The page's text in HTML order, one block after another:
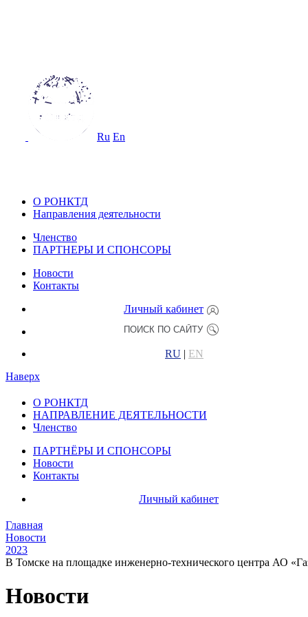
Ru En
О РОНКТД
Направления деятельности
Членство
ПАРТНЕРЫ И СПОНСОРЫ
Новости
Контакты
Личный кабинет
RU | EN
Наверх
О РОНКТД
НАПРАВЛЕНИЕ ДЕЯТЕЛЬНОСТИ
Членство
ПАРТНЁРЫ И СПОНСОРЫ
Новости
Контакты
Личный кабинет
Главная
Новости
2023
В Томске на площадке инженерно-технического центра АО
Новости